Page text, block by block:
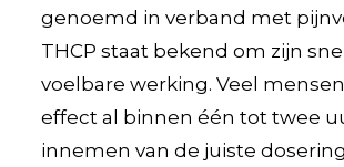
genoemd in verband met
THCP staat bekend om zijn
voelbare werking. Veel
effect al binnen één tot twee
innemen van de juiste